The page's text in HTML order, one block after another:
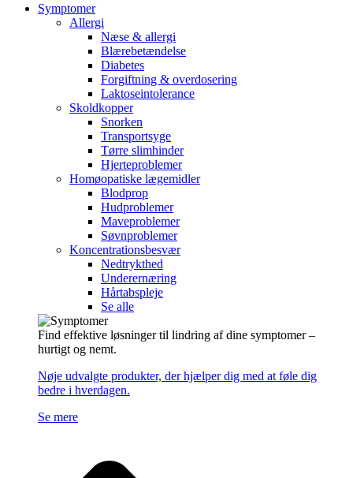
Symptomer
Allergi
Næse & allergi
Blærebetændelse
Diabetes
Forgiftning & overdosering
Laktoseintolerance
Skoldkopper
Snorken
Transportsyge
Tørre slimhinder
Hjerteproblemer
Homøopatiske lægemidler
Blodprop
Hudproblemer
Maveproblemer
Søvnproblemer
Koncentrationsbesvær
Nedtrykthed
Underernæring
Hårtabspleje
Se alle
Find effektive løsninger til lindring af dine symptomer –
hurtigt og nemt.
Nøje udvalgte produkter, der hjælper dig med at føle dig
bedre i hverdagen.
Se mere